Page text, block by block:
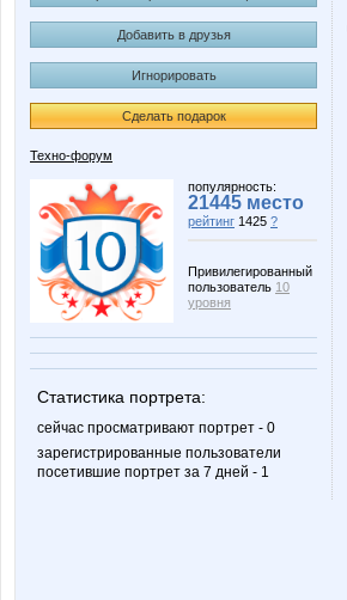
Добавить в друзья
Игнорировать
Сделать подарок
Техно-форум
популярность:
21445 место
рейтинг 1425 ?
Привилегированный
пользователь 10
уровня
Статистика портрета:
сейчас просматривают портрет - 0
зарегистрированные пользователи
посетившие портрет за 7 дней - 1